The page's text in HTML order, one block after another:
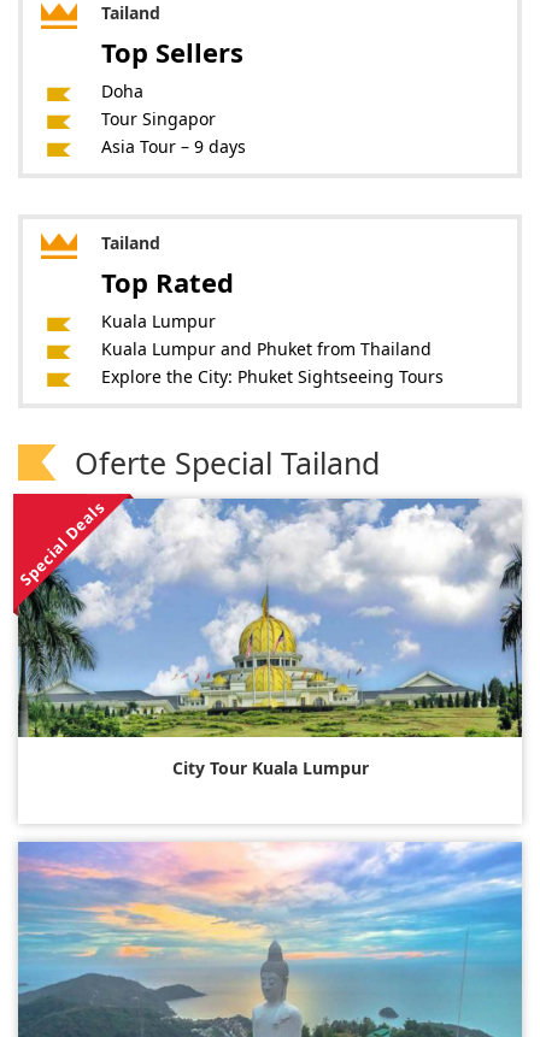
Tailand
Top Sellers
Doha
Tour Singapor
Asia Tour – 9 days
Tailand
Top Rated
Kuala Lumpur
Kuala Lumpur and Phuket from Thailand
Explore the City: Phuket Sightseeing Tours
Oferte Special Tailand
Special Deals
City Tour Kuala Lumpur